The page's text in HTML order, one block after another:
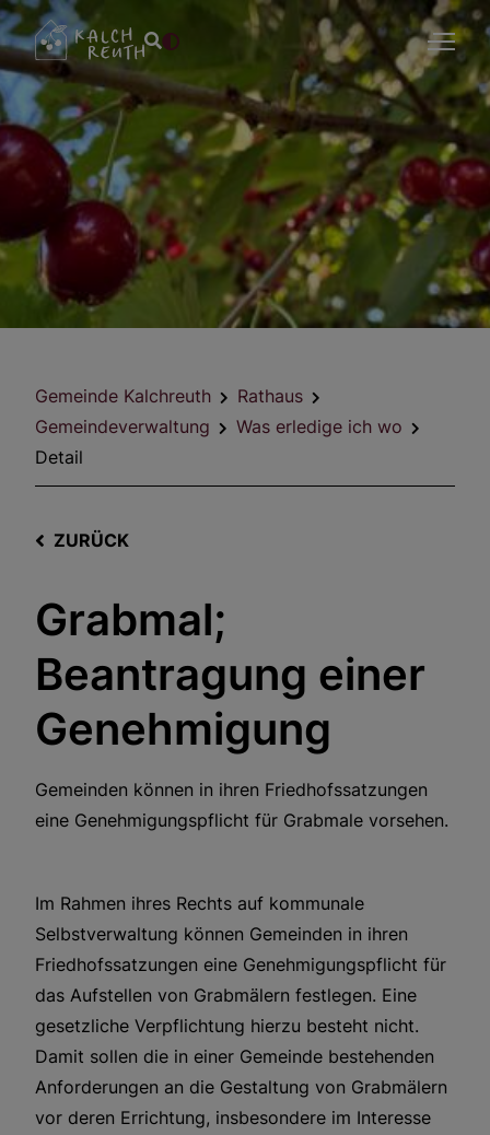
Gemeinde Kalchreuth
Rathaus
Gemeindeverwaltung
Was erledige ich wo
Detail
ZURÜCK
Grabmal;
Beantragung einer
Genehmigung
Gemeinden können in ihren Friedhofssatzungen
eine Genehmigungspflicht für Grabmale vorsehen.
Im Rahmen ihres Rechts auf kommunale
Selbstverwaltung können Gemeinden in ihren
Friedhofssatzungen eine Genehmigungspflicht für
das Aufstellen von Grabmälern festlegen. Eine
gesetzliche Verpflichtung hierzu besteht nicht.
Damit sollen die in einer Gemeinde bestehenden
Anforderungen an die Gestaltung von Grabmälern
vor deren Errichtung, insbesondere im Interesse